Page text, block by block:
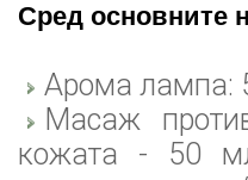
Сред основните
Арома лампа:
Масаж
кожата - 50